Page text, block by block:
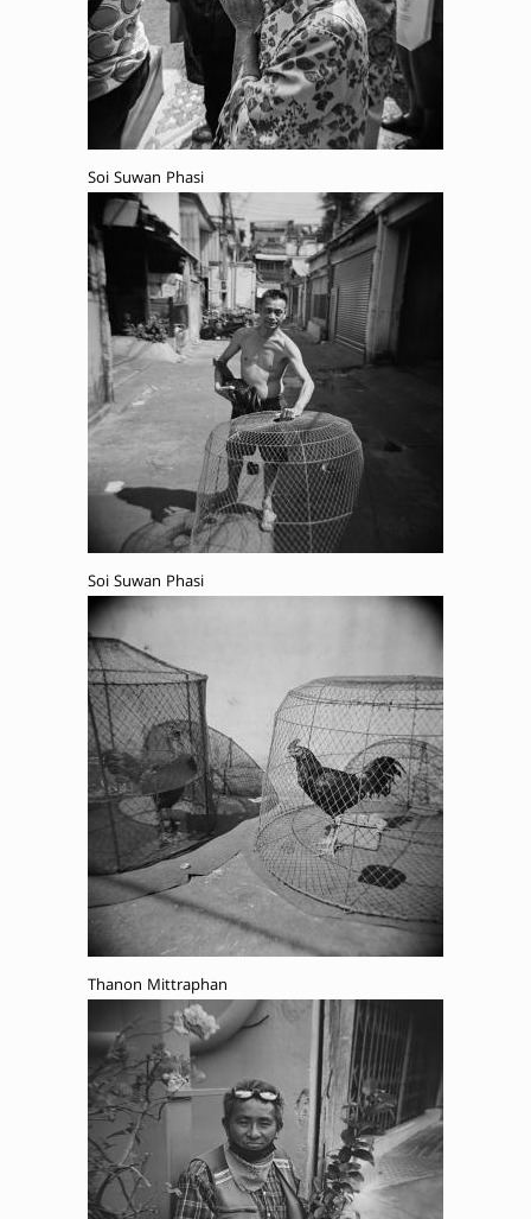
Soi Suwan Phasi
Soi Suwan Phasi
Thanon Mittraphan